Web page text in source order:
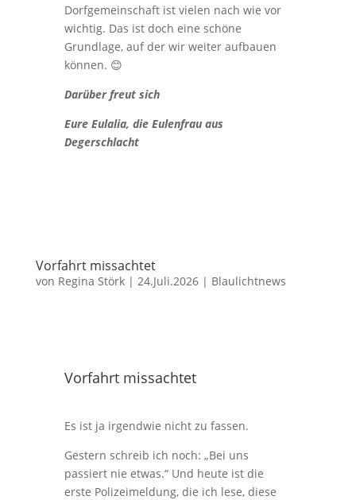
Dorfgemeinschaft ist vielen nach wie vor
wichtig. Das ist doch eine schöne
Grundlage, auf der wir weiter aufbauen
können. 😊
Darüber freut sich
Eure Eulalia, die Eulenfrau aus
Degerschlacht
Vorfahrt missachtet
von Regina Störk| 24.Juli.2026| Blaulichtnews
Vorfahrt missachtet
Es ist ja irgendwie nicht zu fassen.
Gestern schreib ich noch: „Bei uns
passiert nie etwas.“ Und heute ist die
erste Polizeimeldung, die ich lese, diese